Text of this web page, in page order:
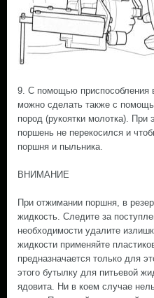
9. С помощью приспособления
можно сделать также с
пород (рукоятки молотка). При
поршень не перекосился и
поршня и пыльника.
ВНИМАНИЕ
При отжимании поршня, в
жидкость. Следите за
необходимости удалите
жидкости применяйте
предназначается только для
этого бутылку для питьевой
ядовита. Ни в коем случае